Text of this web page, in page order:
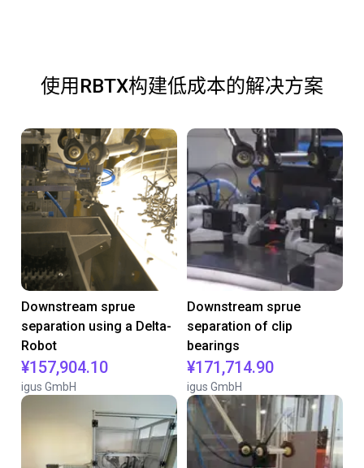
使用RBTX构建低成本的解决方案
Downstream sprue
separation using a Delta-
Robot
¥157,904.10
igus GmbH
Downstream sprue
separation of clip
bearings
¥171,714.90
igus GmbH